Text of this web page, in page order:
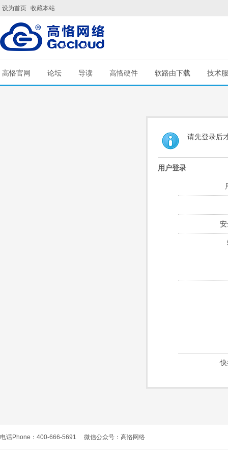
设为首页 收藏本站
高恪官网 论坛 导读 高恪硬件 软路由下载 技术
请先登录后
用户登录
电话Phone：400-666-5691 微信公众号：高恪网络